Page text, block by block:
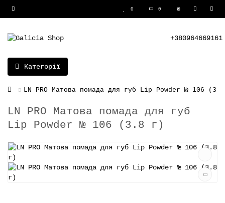
0 0 ₴
+380964669161
Категорії
LN PRO Матова помада для губ Lip Powder № 106
LN PRO Матова помада для губ
Lip Powder № 106 (3.8 г)